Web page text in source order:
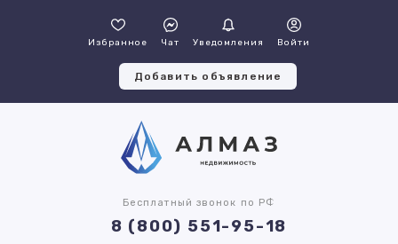
Избранное Чат Уведомления Войти
Добавить объявление
Бесплатный звонок по РФ
8 (800) 551-95-18